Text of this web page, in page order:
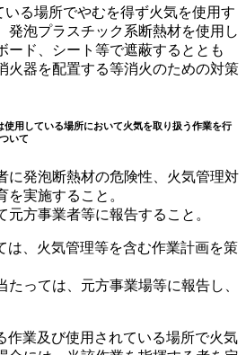
いる場所でやむを得ず火気を使用す
発泡プラスチック系断熱材を使用し
ード、シート等で遮蔽するととも
火器を配置する等消火のための対策
用している場所において火気を取り扱う作業を行
いて
に発泡断熱材の危険性、火気管理対
実施すること。
元方事業者等に報告すること。
は、火気管理等を含む作業計画を策
たっては、元方事業場等に報告し、
作業及び使用されている場所で火気